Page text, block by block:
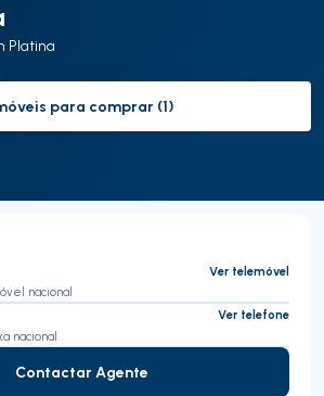
Platina
to-buy-listing
para comprar (1)
Ver telemóvel
nacional
Ver telefone
nacional
Contactar Agente
Contactar Agente